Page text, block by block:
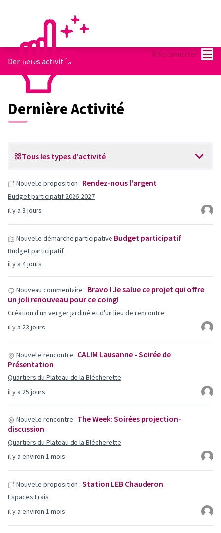
Se connecter
Dernières activités
Dernière Activité
Tous les types d'activité
il y a 3 jours
Nouvelle proposition : Rendez-nous l'argent
Budget participatif 2026-2027
il y a 4 jours
Nouvelle démarche participative Budget participatif
Budget participatif
il y a 23 jours
Nouveau commentaire : Bravo ! Je salue ce projet qui offre
un joli renouveau pour ce coing!
Création d'un verger jardiné et d'un lieu de rencontre
il y a 25 jours
Nouvelle rencontre : CALIM Lausanne - Soirée de
Présentation
Quartiers du Plateau de la Blécherette
il y a environ 1 mois
Nouvelle rencontre : The Week: Soirées projection-
discussion
Quartiers du Plateau de la Blécherette
il y a environ 1 mois
Nouvelle proposition : Station LEB Chauderon
Espaces Frais